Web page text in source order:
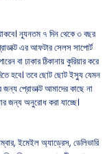
ন্যূনতম ৭ দিন থেকে ৩ বছর
এর আফটার সেলস সাপোর্ট
বা ঢাকার ঠিকানায় কুরিয়ার করে
হবে। তবে ছোট ছোট ইস্যু যেমন
প্রোডাক্ট আমাদের কাছে না
জন্য অনুরোধ করা যাচ্ছে।
ইমেইল অ্যাড্রেস, ডেলিভারি